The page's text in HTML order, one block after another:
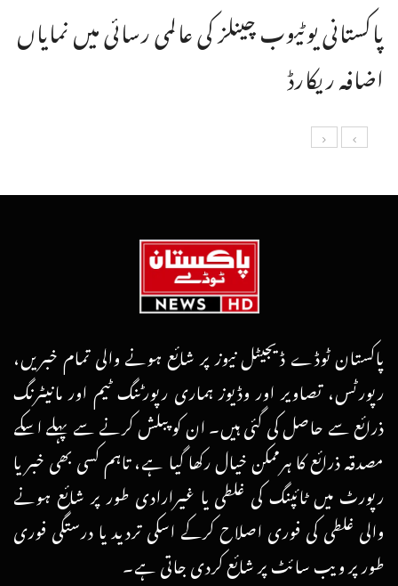
پاکستانی یوٹیوب چینلز کی عالمی رسائی میں نمایاں
اضافہ ریکارڈ
پاکستان ٹوڈے ڈیجیٹل نیوز پر شائع ہونے والی تمام خبریں،
رپورٹس، تصاویر اور وڈیوز ہماری رپورٹنگ ٹیم اور مانیٹرنگ
ذرائع سے حاصل کی گئی ہیں۔ ان کو پبلش کرنے سے پہلے اسکے
مصدقہ ذرائع کا ہرممکن خیال رکھا گیا ہے، تاہم کسی بھی خبر یا
رپورٹ میں ٹائپنگ کی غلطی یا غیرارادی طور پر شائع ہونے
والی غلطی کی فوری اصلاح کرکے اسکی تردید یا درستگی فوری
طور پر ویب سائٹ پر شائع کردی جاتی ہے۔